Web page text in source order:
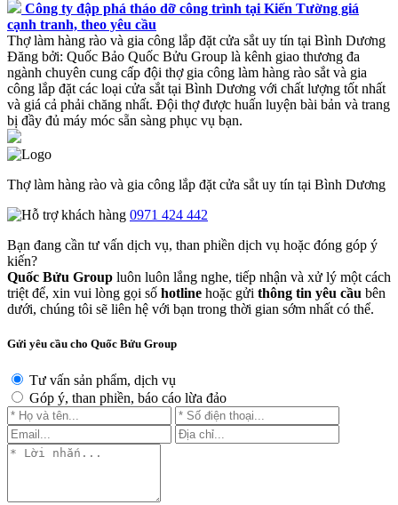
Công ty đập phá tháo dỡ công trình tại Kiến Tường giá
cạnh tranh, theo yêu cầu
Thợ làm hàng rào và gia công lắp đặt cửa sắt uy tín tại Bình Dương
Đăng bởi: Quốc Bảo Quốc Bửu Group là kênh giao thương đa
ngành chuyên cung cấp đội thợ gia công làm hàng rào sắt và gia
công lắp đặt các loại cửa sắt tại Bình Dương với chất lượng tốt nhất
và giá cả phải chăng nhất. Đội thợ được huấn luyện bài bản và trang
bị đầy đủ máy móc sẵn sàng phục vụ bạn.
Thợ làm hàng rào và gia công lắp đặt cửa sắt uy tín tại Bình Dương
0971 424 442
Bạn đang cần tư vấn dịch vụ, than phiền dịch vụ hoặc đóng góp ý
kiến?
Quốc Bửu Group luôn luôn lắng nghe, tiếp nhận và xử lý một cách
triệt để, xin vui lòng gọi số hotline hoặc gửi thông tin yêu cầu bên
dưới, chúng tôi sẽ liên hệ với bạn trong thời gian sớm nhất có thể.
Gửi yêu cầu cho Quốc Bửu Group
Tư vấn sản phẩm, dịch vụ
Góp ý, than phiền, báo cáo lừa đảo